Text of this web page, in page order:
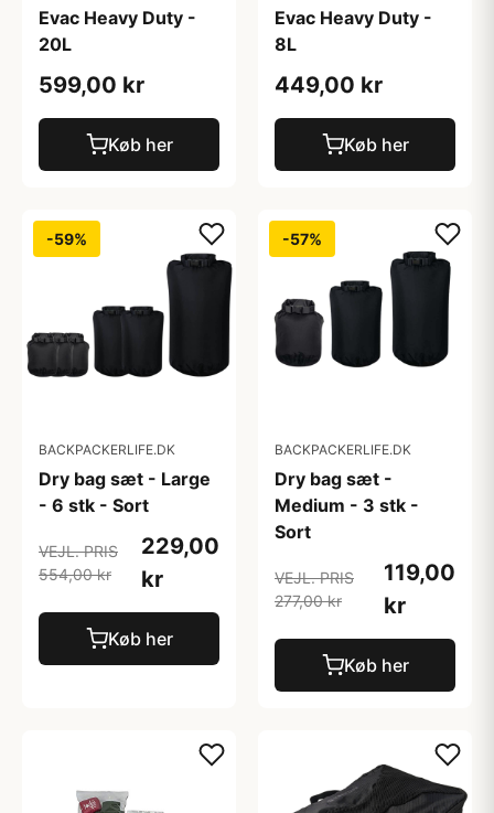
Evac Heavy Duty -
20L
599,00 kr
Køb her
Evac Heavy Duty -
8L
449,00 kr
Køb her
-59%
BACKPACKERLIFE.DK
Dry bag sæt - Large
- 6 stk - Sort
VEJL. PRIS
554,00 kr
229,00
kr
Køb her
-57%
BACKPACKERLIFE.DK
Dry bag sæt -
Medium - 3 stk -
Sort
VEJL. PRIS
277,00 kr
119,00
kr
Køb her